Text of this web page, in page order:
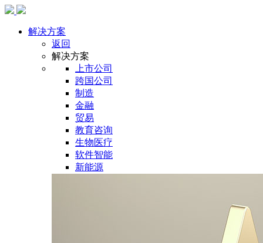
解决方案
返回
解决方案
上市公司
跨国公司
制造
金融
贸易
教育咨询
生物医疗
软件智能
新能源